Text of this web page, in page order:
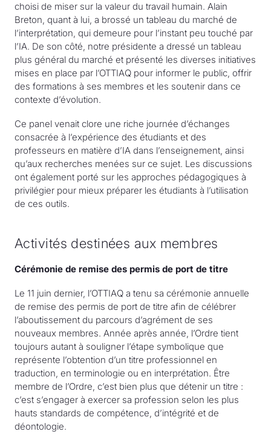
choisi de miser sur la valeur du travail humain. Alain
Breton, quant à lui, a brossé un tableau du marché de
l’interprétation, qui demeure pour l’instant peu touché par
l’IA. De son côté, notre présidente a dressé un tableau
plus général du marché et présenté les diverses initiatives
mises en place par l’OTTIAQ pour informer le public, offrir
des formations à ses membres et les soutenir dans ce
contexte d’évolution.
Ce panel venait clore une riche journée d’échanges
consacrée à l’expérience des étudiants et des
professeurs en matière d’IA dans l’enseignement, ainsi
qu’aux recherches menées sur ce sujet. Les discussions
ont également porté sur les approches pédagogiques à
privilégier pour mieux préparer les étudiants à l’utilisation
de ces outils.
Activités destinées aux membres
Cérémonie de remise des permis de port de titre
Le 11 juin dernier, l’OTTIAQ a tenu sa cérémonie annuelle
de remise des permis de port de titre afin de célébrer
l’aboutissement du parcours d’agrément de ses
nouveaux membres. Année après année, l’Ordre tient
toujours autant à souligner l’étape symbolique que
représente l’obtention d’un titre professionnel en
traduction, en terminologie ou en interprétation. Être
membre de l’Ordre, c’est bien plus que détenir un titre :
c’est s’engager à exercer sa profession selon les plus
hauts standards de compétence, d’intégrité et de
déontologie.